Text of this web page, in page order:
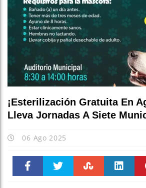
¡Esterilización Gratuita En
Lleva Jornadas A Siete
06 Ago 2025